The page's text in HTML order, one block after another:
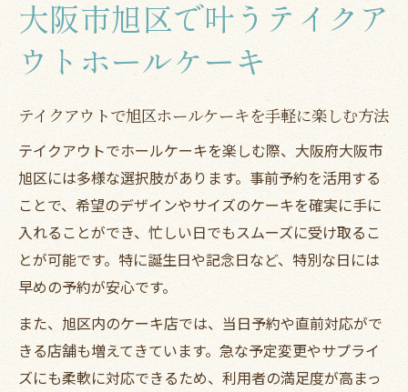
テイクアウトホールケーキで誕生日や記念
日を彩る
旭区で人気のテイクアウトホールケーキ最
新事情
テイクアウトで失敗しないホールケーキ選
びの基準
ケーキサイズとテイクアウト時の注意点に
ついて
素材やデザイン重視のテイクアウトケーキ
持ち帰り時に崩れにくいホールケーキを選
ぶ方法
大阪市旭区で叶うテイクア
ウトホールケーキ
テイクアウトで旭区ホールケーキを手軽に楽しむ方法
テイクアウトでホールケーキを楽しむ際、大阪府大阪市
旭区には多様な選択肢があります。事前予約を活用する
ことで、希望のデザインやサイズのケーキを確実に手に
入れることができ、忙しい日でもスムーズに受け取るこ
とが可能です。特に誕生日や記念日など、特別な日には
早めの予約が安心です。
また、旭区内のケーキ店では、当日予約や直前対応がで
きる店舗も増えてきています。急な予定変更やサプライ
ズにも柔軟に対応できるため、利用者の満足度が高まっ